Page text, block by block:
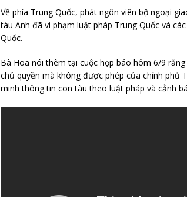
Về phía Trung Quốc, phát ngôn viên bộ ngoại
tàu Anh đã vi phạm luật pháp Trung Quốc và
Quốc.
Bà Hoa nói thêm tại cuộc họp báo hôm 6/9
chủ quyền mà không được phép của chính phủ
minh thông tin con tàu theo luật pháp và cảnh